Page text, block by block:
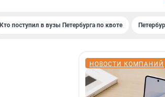
Кто поступил в вузы Петербурга по квоте
НОВОСТИ КОМПАНИЙ